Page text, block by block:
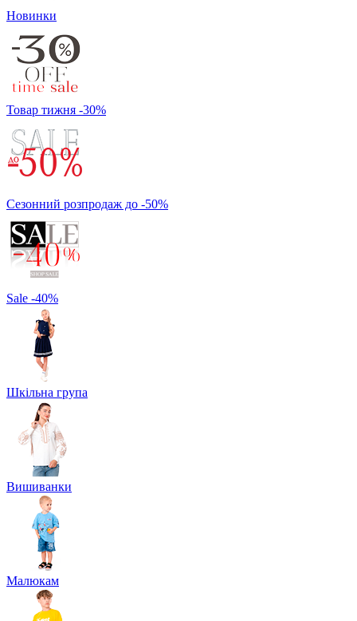
Новинки
Товар тижня -30%
Сезонний розпродаж до -50%
Sale -40%
Шкільна група
Вишиванки
Малюкам